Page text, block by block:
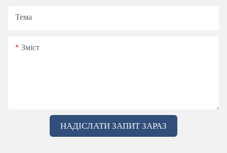
Тема
Зміст
НАДІСЛАТИ ЗАПИТ ЗАРАЗ